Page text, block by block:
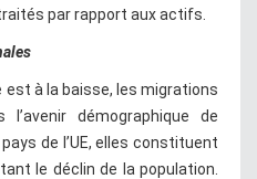
par rapport aux actifs.
à la baisse, les migrations
démographique de
de l’UE, elles constituent
le déclin de la population.